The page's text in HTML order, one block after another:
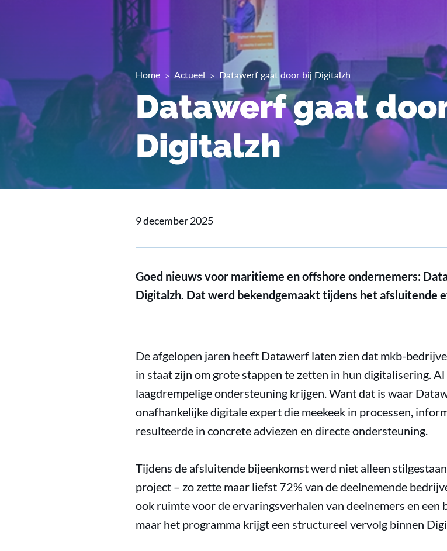
Home Actueel Datawerf gaat door bij Digitalzh
Datawerf gaat
Digitalzh
9 december 2025
Goed nieuws voor maritieme en offshore ondernemers:
Digitalzh. Dat werd bekendgemaakt tijdens het afsluitende
De afgelopen jaren heeft Datawerf laten zien dat mkb-
in staat zijn om grote stappen te zetten in hun digitalisering.
laagdrempelige ondersteuning krijgen. Want dat is waar
onafhankelijke digitale expert die meekeek in processen,
resulteerde in concrete adviezen en directe ondersteuning.
Tijdens de afsluitende bijeenkomst werd niet alleen
project – zo zette maar liefst 72% van de deelnemende
ook ruimte voor de ervaringsverhalen van deelnemers en
maar het programma krijgt een structureel vervolg binnen